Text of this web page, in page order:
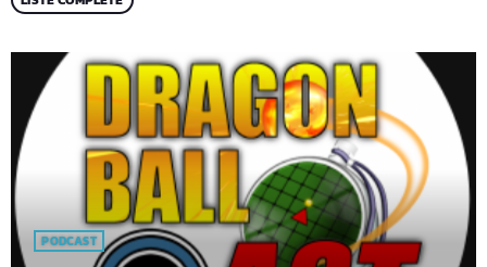
PODCAST